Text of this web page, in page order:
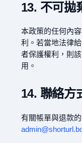
13. 不可拋
本政策的任何內
利。若當地法律
者保護權利，則
用。
14. 聯絡方
有關帳單與退款